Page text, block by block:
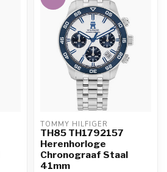
TOMMY HILFIGER
TH85 TH1792157
Herenhorloge
Chronograaf Staal
41mm